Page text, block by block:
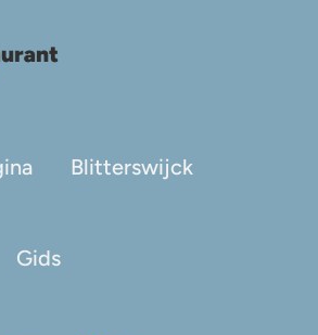
Blitterswijck
Gids